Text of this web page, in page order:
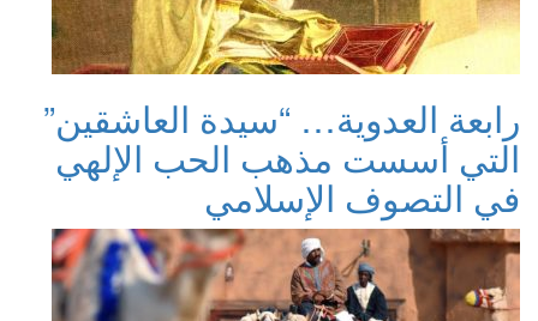
رابعة العدوية… “سيدة العاشقين”
التي أسست مذهب الحب الإلهي
في التصوف الإسلامي